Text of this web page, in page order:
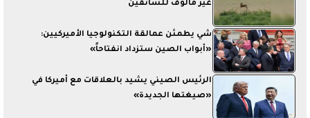
غير مألوف للسائقين
شي يطمئن عمالقة التكنولوجيا الأميركيين:
«أبواب الصين ستزداد انفتاحاً»
الرئيس الصيني يشيد بالعلاقات مع أميركا في
«صيغتها الجديدة»